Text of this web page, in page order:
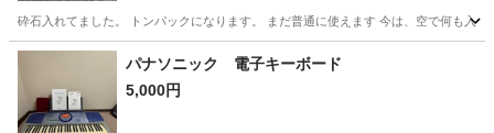
砕石入れてました。 トンパックになります。 まだ普通に使えます 今は、空で何も入
北海道 札幌市 その他 フレコン
パナソニック 電子キーボード
5,000円